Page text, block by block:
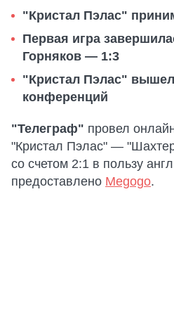
"Кристал Пэлас"
Первая игра
Горняков — 1:3
"Кристал Пэлас"
конференций
"Телеграф" провел
"Кристал Пэлас" —
со счетом 2:1 в пользу
предоставлено Megogo.